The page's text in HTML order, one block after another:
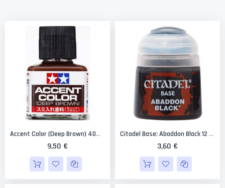
Accent Color (Deep Brown) 40ml. [Tamiya]
9,50 €
Citadel Base: Abaddon Black 12 Ml.
3,60 €